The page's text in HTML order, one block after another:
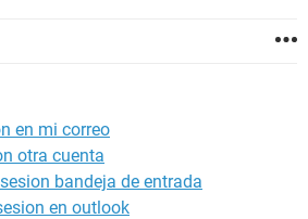
en mi correo
otra cuenta
bandeja de entrada
en outlook